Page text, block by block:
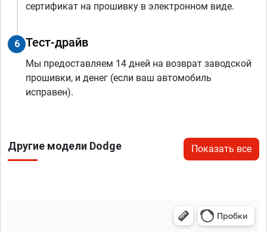
сертификат на прошивку в электронном виде.
6 Тест-драйв
Мы предоставляем 14 дней на возврат заводской
прошивки, и денег (если ваш автомобиль
исправен).
Другие модели Dodge Показать все